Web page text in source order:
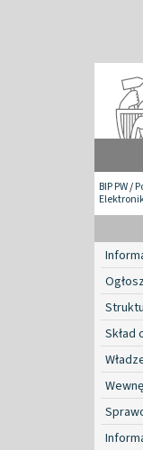
BIP PW/
Skład